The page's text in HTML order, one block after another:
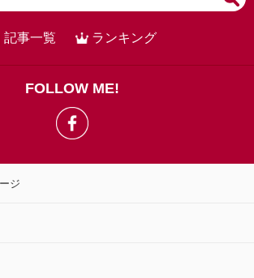
記事一覧 ランキング
FOLLOW ME!
ジ